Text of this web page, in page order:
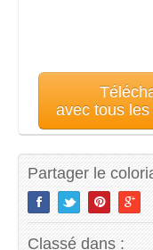
avec tous
Partager le
Classé dans :